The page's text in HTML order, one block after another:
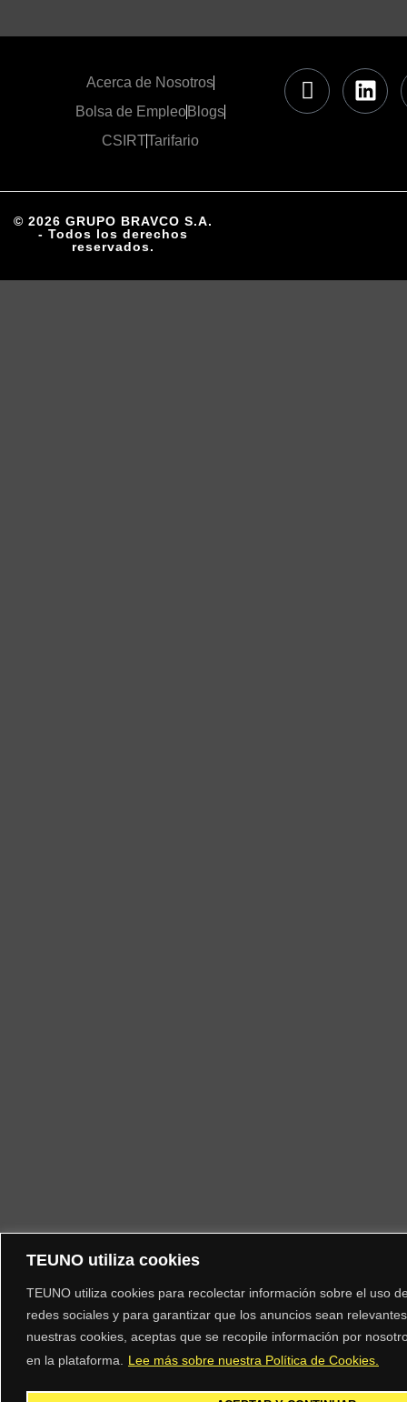
TEUNO utiliza cookies
TEUNO utiliza cookies para recolectar información sobre el uso
redes sociales y para garantizar que los anuncios sean
nuestras cookies, aceptas que se recopile información por
en la plataforma.
Lee más sobre nuestra Política de Cookies.
Acerca de Nosotros
Bolsa de EmpleoBlogs
CSIRTTarifario
© 2026 GRUPO BRAVCO S.A.
- Todos los derechos
reservados.